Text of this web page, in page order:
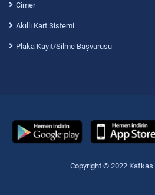
Cimer
Akıllı Kart Sistemi
Plaka Kayıt/Silme Başvurusu
Copyright © 2022 Kafkas